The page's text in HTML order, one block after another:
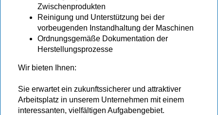
Zwischenprodukten
Reinigung und Unterstützung bei der
vorbeugenden Instandhaltung der Maschinen
Ordnungsgemäße Dokumentation der
Herstellungsprozesse
Wir bieten Ihnen:
Sie erwartet ein zukunftssicherer und attraktiver
Arbeitsplatz in unserem Unternehmen mit einem
interessanten, vielfältigen Aufgabengebiet.